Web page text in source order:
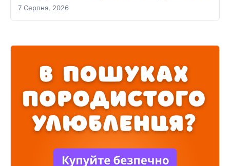
7 Серпня, 2026